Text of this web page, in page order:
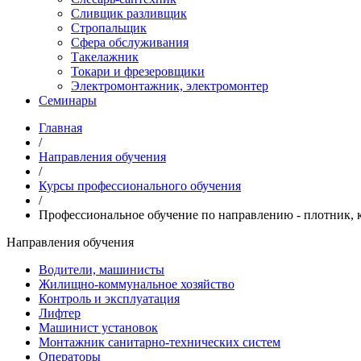
Сливщик разливщик
Стропальщик
Сфера обслуживания
Такелажник
Токари и фрезеровщики
Электромонтажник, электромонтер
Семинары
Главная
/
Направления обучения
/
Курсы профессионального обучения
/
Профессиональное обучение по направлению - плотник,
Направления обучения
Водители, машинисты
Жилищно-коммунальное хозяйство
Контроль и эксплуатация
Лифтер
Машинист установок
Монтажник санитарно-технических систем
Операторы